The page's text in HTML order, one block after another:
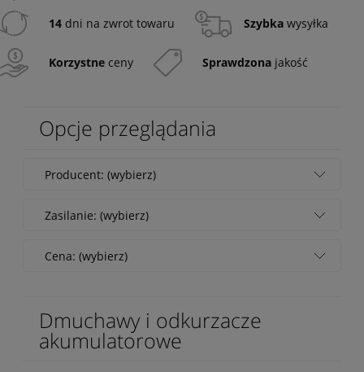
14 dni na zwrot towaru Szybka wysyłka
Korzystne ceny Sprawdzona jakość
Opcje przeglądania
Producent: (wybierz)
Zasilanie: (wybierz)
Cena: (wybierz)
Dmuchawy i odkurzacze
akumulatorowe